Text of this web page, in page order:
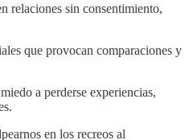
relaciones sin consentimiento,
que provocan comparaciones y
a perderse experiencias,
en los recreos al